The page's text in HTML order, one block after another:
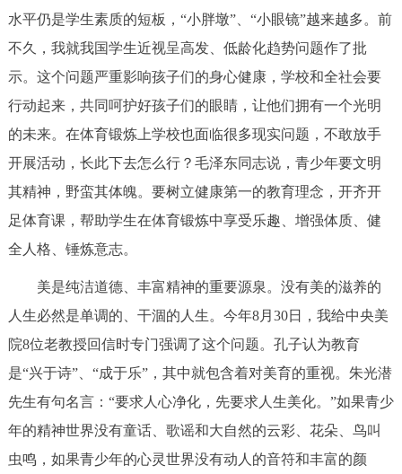
水平仍是学生素质的短板，“小胖墩”、“小眼镜”越来越多。前
不久，我就我国学生近视呈高发、低龄化趋势问题作了批
示。这个问题严重影响孩子们的身心健康，学校和全社会要
行动起来，共同呵护好孩子们的眼睛，让他们拥有一个光明
的未来。在体育锻炼上学校也面临很多现实问题，不敢放手
开展活动，长此下去怎么行？毛泽东同志说，青少年要文明
其精神，野蛮其体魄。要树立健康第一的教育理念，开齐开
足体育课，帮助学生在体育锻炼中享受乐趣、增强体质、健
全人格、锤炼意志。
美是纯洁道德、丰富精神的重要源泉。没有美的滋养的
人生必然是单调的、干涸的人生。今年8月30日，我给中央美
院8位老教授回信时专门强调了这个问题。孔子认为教育
是“兴于诗”、“成于乐”，其中就包含着对美育的重视。朱光潜
先生有句名言：“要求人心净化，先要求人生美化。”如果青少
年的精神世界没有童话、歌谣和大自然的云彩、花朵、鸟叫
虫鸣，如果青少年的心灵世界没有动人的音符和丰富的颜